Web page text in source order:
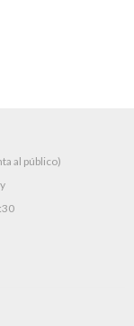
al público)